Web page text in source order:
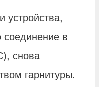
устройства,
в
снова
гарнитуры.